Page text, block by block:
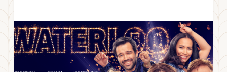
WATERLOO // 22.10
22. OKTOBER 2026